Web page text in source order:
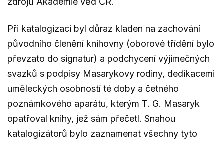
Při katalogizaci byl důraz kladen na zachování
původního členění knihovny (oborové třídění bylo
převzato do signatur) a podchycení výjimečných
svazků s podpisy Masarykovy rodiny, dedikacemi
uměleckých osobností té doby a četného
poznámkového aparátu, kterým T. G. Masaryk
opatřoval knihy, jež sám přečetl. Snahou
katalogizátorů bylo zaznamenat všechny tyto